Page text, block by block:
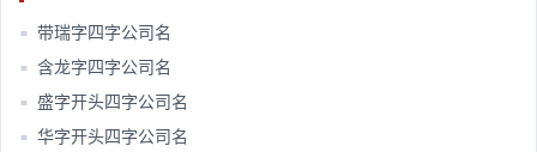
■ 带瑞字四字公司名
■ 含龙字四字公司名
■ 盛字开头四字公司名
■ 华字开头四字公司名